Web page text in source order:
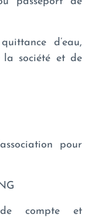
d’eau,
la société et de
pour
compte et